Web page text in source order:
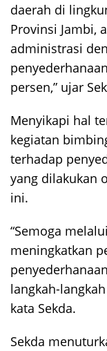
daerah di
Provinsi Jambi,
administrasi
persen,” ujar
Menyikapi hal
kegiatan
terhadap
yang dilakukan
ini.
“Semoga
meningkatkan
langkah-
kata Sekda.
Sekda